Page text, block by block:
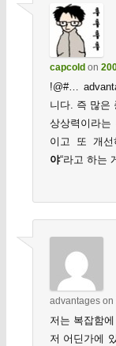
capcoldon
!@#…
니다. 즉 많은
상상력이라
이고 또 개선
야“라고 하는
advantageson
저는 복잡함
저 어딘가에